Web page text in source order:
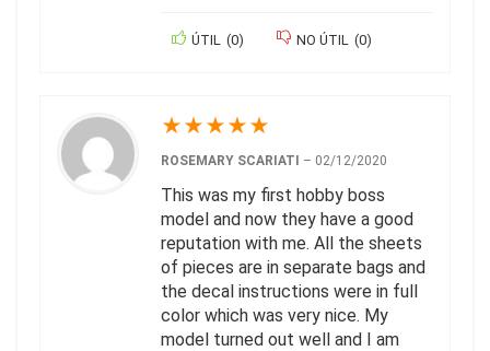
ÚTIL (0) NO ÚTIL (0)
★★★★★
ROSEMARY SCARIATI – 02/12/2020
This was my first hobby boss
model and now they have a good
reputation with me. All the sheets
of pieces are in separate bags and
the decal instructions were in full
color which was very nice. My
model turned out well and I am